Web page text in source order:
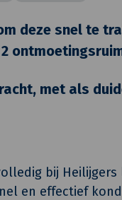
deze snel te
met als
bij
en effectief